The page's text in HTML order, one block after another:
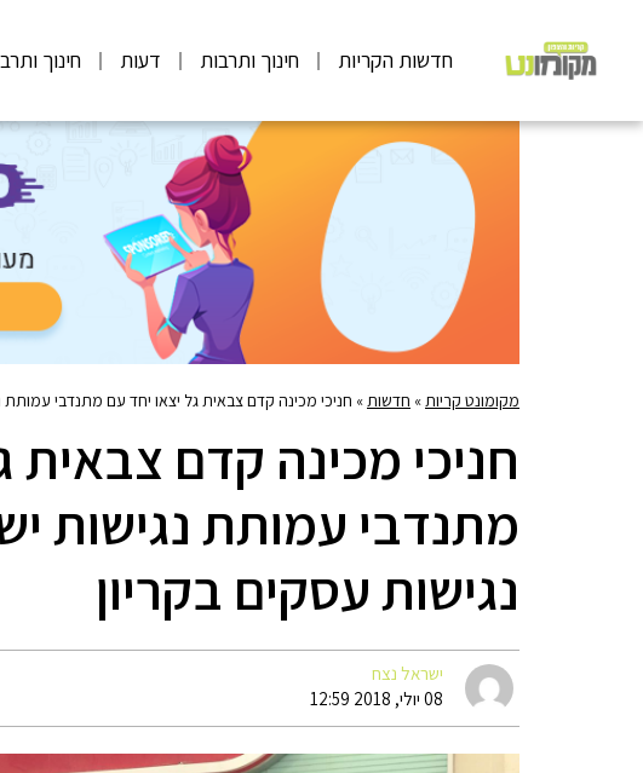
חדשות הקריות חינוך ותרבות דעות חינוך
מקומונט קריות » חדשות » חניכי מכינה קדם צבאית גל יצאו יחד עם מתנדבי עמותת
חניכי מכינה קדם צבאית
מתנדבי עמותת נגישות
נגישות עסקים בקריון
ישראל נצח
08 יולי, 2018 12:59